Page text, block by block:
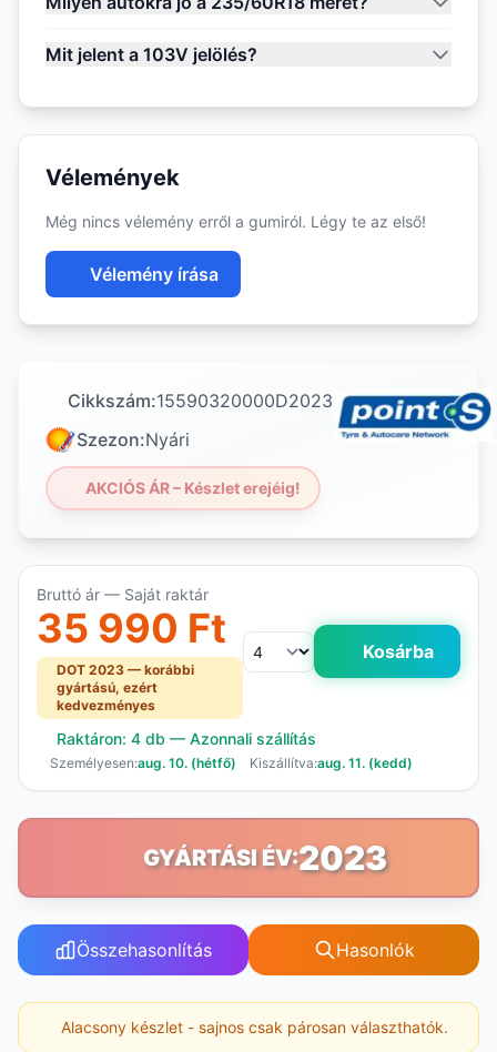
Mit jelent a 103V jelölés?
Vélemények
Még nincs vélemény erről a gumiról. Légy te az első!
Vélemény írása
Cikkszám:15590320000D2023
Szezon:Nyári
AKCIÓS ÁR – Készlet erejéig!
Bruttó ár — Saját raktár
35 990 Ft
DOT 2023 — korábbi
gyártású, ezért
kedvezményes
Kosárba
Raktáron: 4 db — Azonnali szállítás
Személyesen:aug. 10. (hétfő) Kiszállítva:aug. 11. (kedd)
GYÁRTÁSI ÉV:2023
Összehasonlítás Hasonlók
Alacsony készlet - sajnos csak párosan választhatók.